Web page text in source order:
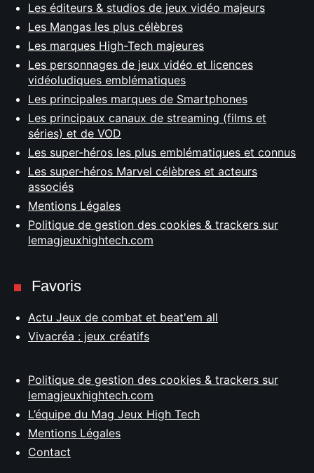
Les éditeurs & studios de jeux vidéo majeurs
Les Mangas les plus célèbres
Les marques High-Tech majeures
Les personnages de jeux vidéo et licences
vidéoludiques emblématiques
Les principales marques de Smartphones
Les principaux canaux de streaming (films et
séries) et de VOD
Les super-héros les plus emblématiques et connus
Les super-héros Marvel célèbres et acteurs
associés
Mentions Légales
Politique de gestion des cookies & trackers sur
lemagjeuxhightech.com
Favoris
Actu Jeux de combat et beat'em all
Vivacréa : jeux créatifs
Politique de gestion des cookies & trackers sur
lemagjeuxhightech.com
L’équipe du Mag Jeux High Tech
Mentions Légales
Contact